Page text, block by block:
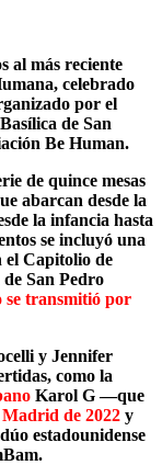
al más reciente
celebrado
por el
de San
Be Human.
de quince mesas
abarcan desde la
la infancia hasta
se incluyó una
el Capitolio de
San Pedro
se transmitió por
y Jennifer
como la
Karol G —que
de 2022 y
estadounidense